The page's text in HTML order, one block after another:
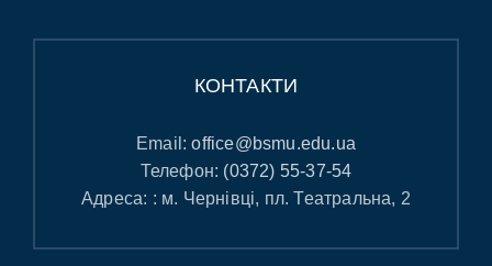
КОНТАКТИ
Email:office@bsmu.edu.ua
Телефон: (0372) 55-37-54
Адреса: : м. Чернівці, пл. Театральна, 2